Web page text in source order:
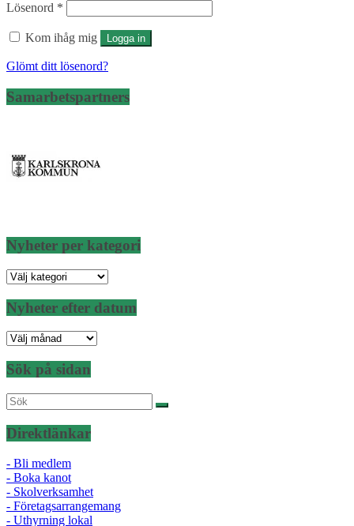
Lösenord *
Kom ihåg mig Logga in
Glömt ditt lösenord?
Samarbetspartners
Nyheter per kategori
Nyheter
kategori
Nyheter efter datum
Nyheter
datum
Sök på sidan
Direktlänkar
- Bli medlem
- Boka kanot
- Skolverksamhet
- Företagsarrangemang
- Uthyrning lokal